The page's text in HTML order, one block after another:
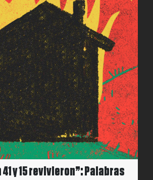
y 15 revivieron”: Palabras